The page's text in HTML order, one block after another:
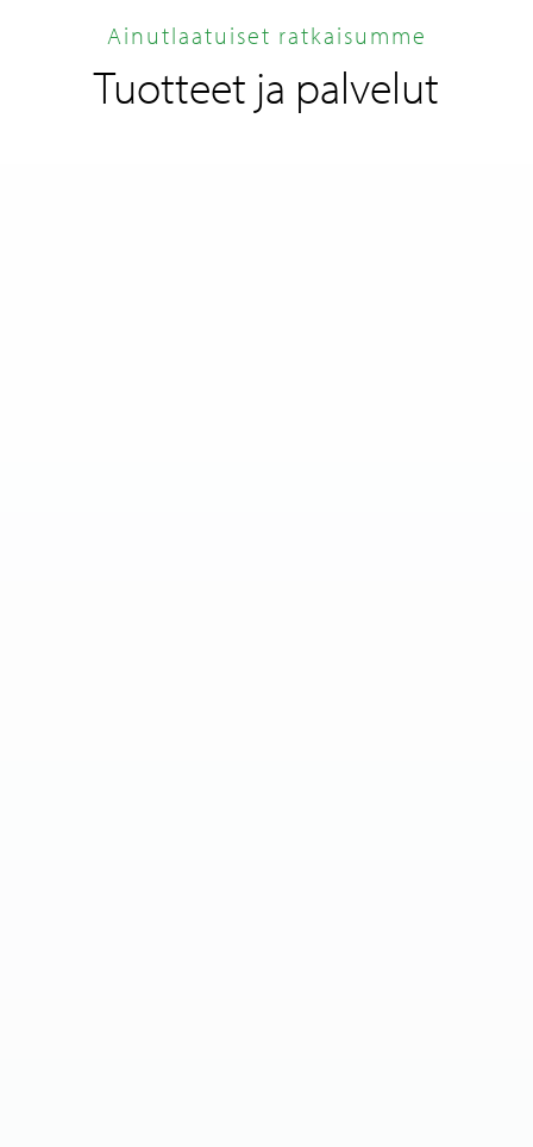
Ainutlaatuiset ratkaisumme
Tuotteet ja palvelut